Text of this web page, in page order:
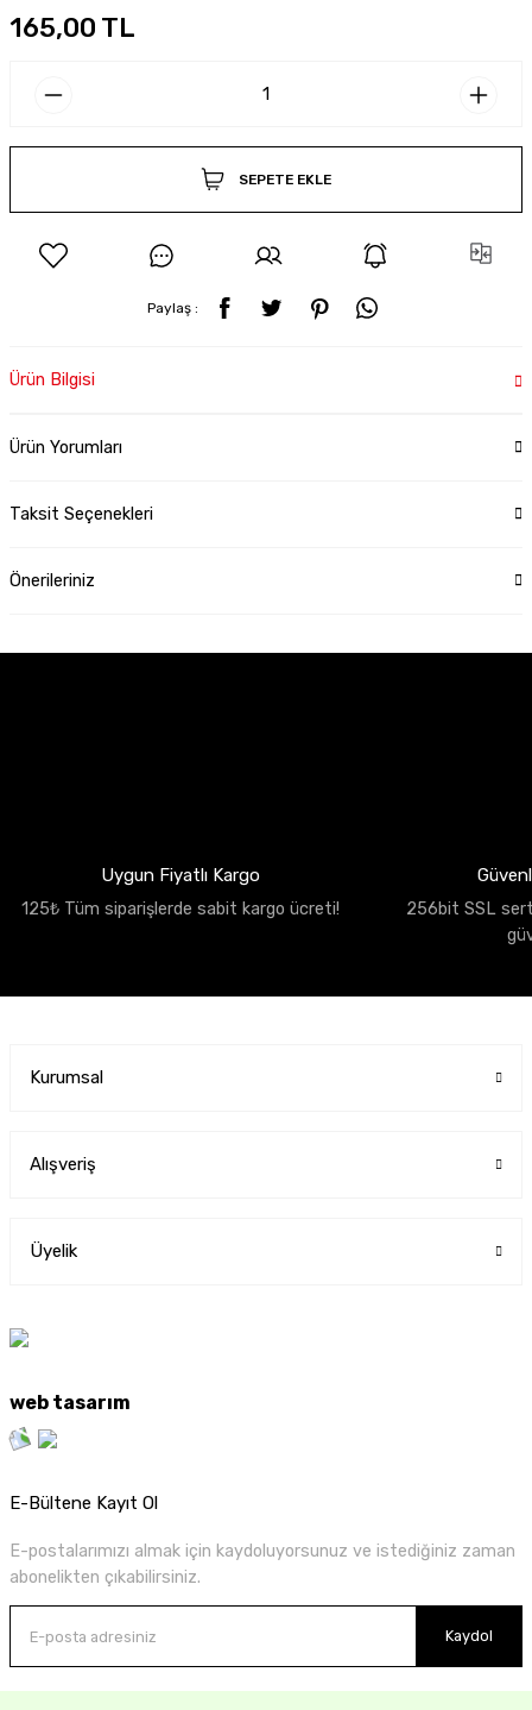
165,00 TL
SEPETE EKLE
Paylaş :
Ürün Bilgisi
Ürün Yorumları
Taksit Seçenekleri
Önerileriniz
Uygun Fiyatlı Kargo
125₺ Tüm siparişlerde sabit kargo ücreti!
256bit SSL
Kurumsal
Alışveriş
Üyelik
web tasarım
E-Bültene Kayıt Ol
E-postalarımızı almak için kaydoluyorsunuz ve istediğiniz zaman
abonelikten çıkabilirsiniz.
Kaydol